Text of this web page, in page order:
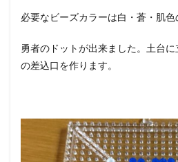
必要なビーズカラーは白・蒼・肌色
勇者のドットが出来ました。土台
の差込口を作ります。